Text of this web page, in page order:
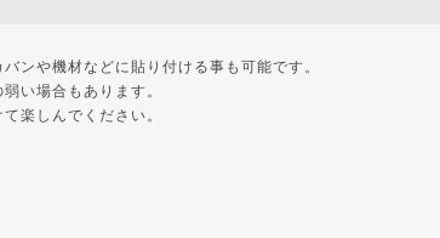
ンや機材などに貼り付ける事も可能です。
い場合もあります。
楽しんでください。